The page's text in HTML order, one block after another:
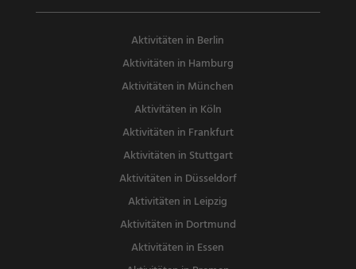
Aktivitäten in Berlin
Aktivitäten in Hamburg
Aktivitäten in München
Aktivitäten in Köln
Aktivitäten in Frankfurt
Aktivitäten in Stuttgart
Aktivitäten in Düsseldorf
Aktivitäten in Leipzig
Aktivitäten in Dortmund
Aktivitäten in Essen